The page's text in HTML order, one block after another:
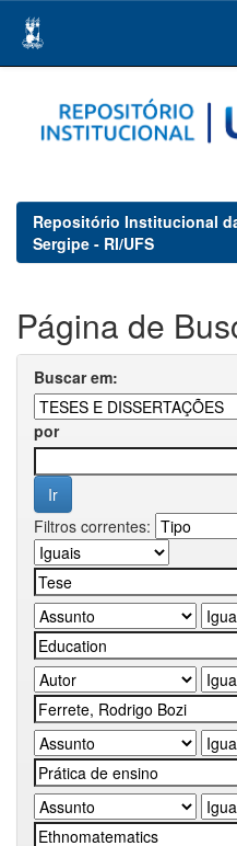
navigation
Repositório Institucional
Sergipe - RI/UFS
Página de
Buscar em:
por
Filtros correntes: